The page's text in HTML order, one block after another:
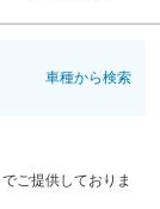
車種から検索
ご提供しておりま